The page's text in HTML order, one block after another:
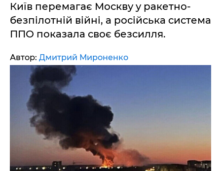
Київ перемагає Москву у ракетно-
безпілотній війні, а російська система
ППО показала своє безсилля.
Автор: Дмитрий Мироненко